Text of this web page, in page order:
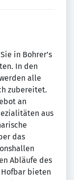
in Bohrer’s
In den
alle
zubereitet.
an
aus
das
Abläufe des
bieten